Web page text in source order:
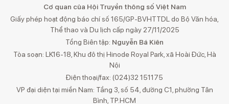
Cơ quan của Hội Truyền thông số Việt Nam
Giấy phép hoạt động báo chí số 165/GP-BVHTTDL do Bộ Văn hóa,
Thể thao và Du lịch cấp ngày 27/11/2025
Tổng Biên tập: Nguyễn Bá Kiên
Tòa soạn: LK16-18, Khu đô thị Hinode Royal Park, xã Hoài Đức, Hà
Nội
Điện thoại/fax: (024)32 151175
VP đại diện tại miền Nam: Tầng 3, số 54, đường C1, phường Tân
Bình, TP.HCM